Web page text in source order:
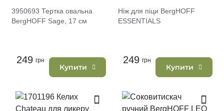
3950693 Тертка овальна
BergHOFF Sage, 17 см
249 грн
Купити
Ніж для піци BergHOFF
ESSENTIALS
249 грн
Купити